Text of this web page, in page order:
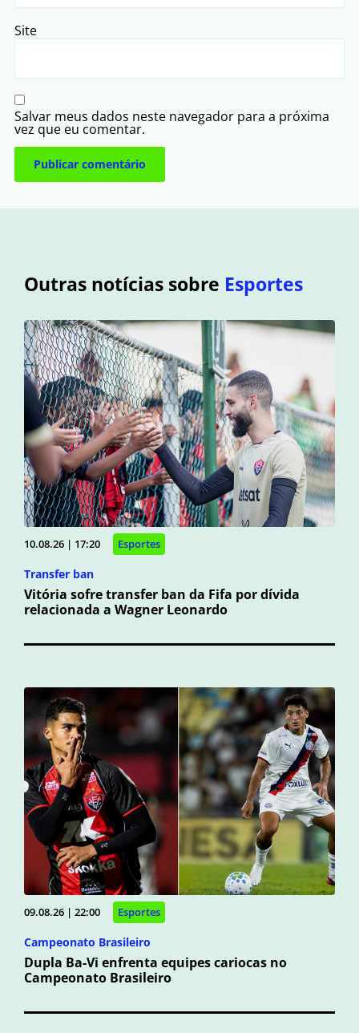
Site
Salvar meus dados neste navegador para a próxima
vez que eu comentar.
Outras notícias sobre Esportes
10.08.26 | 17:20 Esportes
Transfer ban
Vitória sofre transfer ban da Fifa por dívida
relacionada a Wagner Leonardo
09.08.26 | 22:00 Esportes
Campeonato Brasileiro
Dupla Ba-Vi enfrenta equipes cariocas no
Campeonato Brasileiro